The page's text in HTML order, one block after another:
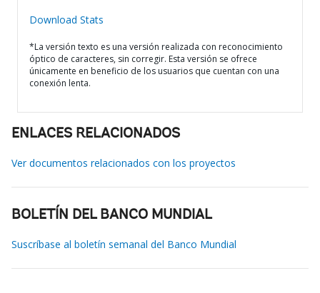
Download Stats
*La versión texto es una versión realizada con reconocimiento
óptico de caracteres, sin corregir. Esta versión se ofrece
únicamente en beneficio de los usuarios que cuentan con una
conexión lenta.
ENLACES RELACIONADOS
Ver documentos relacionados con los proyectos
BOLETÍN DEL BANCO MUNDIAL
Suscríbase al boletín semanal del Banco Mundial